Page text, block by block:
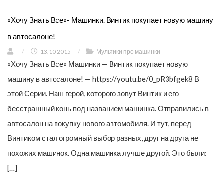
«Хочу Знать Все»- Машинки. Винтик покупает новую машину
в автосалоне!
/ 13.10.2015 / Мультики про машинки
«Хочу Знать Все» Машинки — Винтик покупает новую
машину в автосалоне! — https://youtu.be/0_pR3bfgek8 В
этой Серии. Наш герой, которого зовут Винтик и его
бесстрашный конь под названием машинка. Отправились в
автосалон на покупку нового автомобиля. И тут, перед
Винтиком стал огромный выбор разных, друг на друга не
похожих машинок. Одна машинка лучше другой. Это были:
[…]